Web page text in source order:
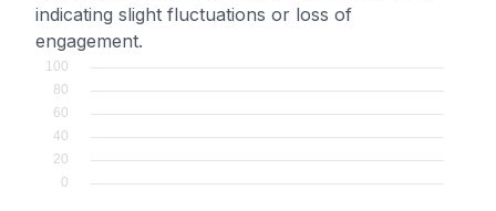
indicating slight fluctuations or loss of
engagement.